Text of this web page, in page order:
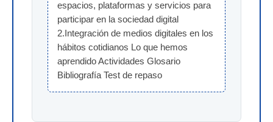
espacios, plataformas y servicios para
participar en la sociedad digital
2.Integración de medios digitales en los
hábitos cotidianos Lo que hemos
aprendido Actividades Glosario
Bibliografía Test de repaso